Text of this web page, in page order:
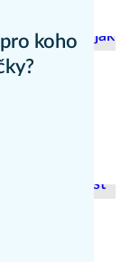
koho